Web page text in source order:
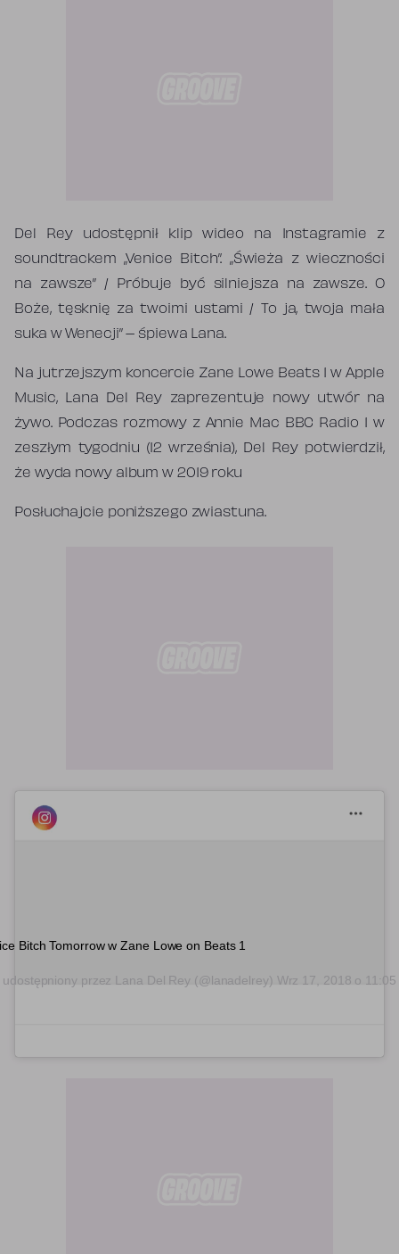
Del Rey udostępnił klip wideo na Instagramie z
soundtrackem „Venice Bitch”. „Świeża z wieczności
na zawsze” / Próbuje być silniejsza na zawsze. O
Boże, tęsknię za twoimi ustami / To ja, twoja mała
suka w Wenecji” – śpiewa Lana.
Na jutrzejszym koncercie Zane Lowe Beats 1 w Apple
Music, Lana Del Rey zaprezentuje nowy utwór na
żywo. Podczas rozmowy z Annie Mac BBC Radio 1 w
zeszłym tygodniu (12 września), Del Rey potwierdził,
że wyda nowy album w 2019 roku
Posłuchajcie poniższego zwiastuna.
Bitch Tomorrow w Zane Lowe on Beats 1
udostępniony przez Lana Del Rey (@lanadelrey) Wrz 17, 2018 o 11:05